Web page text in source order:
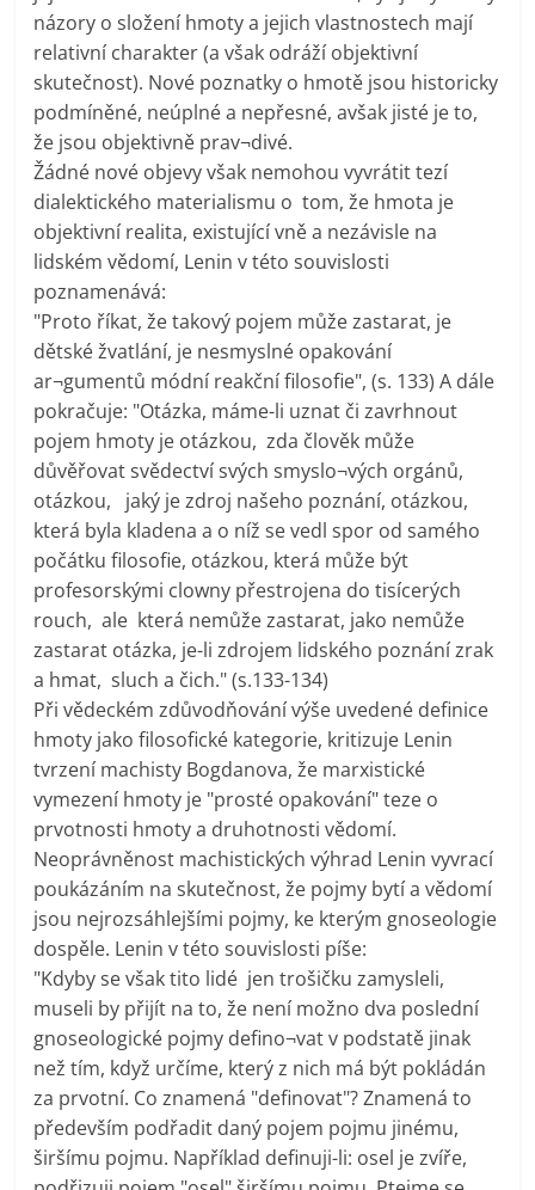
názory o složení hmoty a jejich vlastnostech mají
relativní charakter (a však odráží objektivní
skutečnost). Nové poznatky o hmotě jsou historicky
podmíněné, neúplné a nepřesné, avšak jisté je to,
že jsou objektivně prav¬divé.
Žádné nové objevy však nemohou vyvrátit tezí
dialektického materialismu o tom, že hmota je
objektivní realita, existující vně a nezávisle na
lidském vědomí, Lenin v této souvislosti
poznamenává:
"Proto říkat, že takový pojem může zastarat, je
dětské žvatlání, je nesmyslné opakování
ar¬gumentů módní reakční filosofie", (s. 133) A dále
pokračuje: "Otázka, máme-li uznat či zavrhnout
pojem hmoty je otázkou, zda člověk může
důvěřovat svědectví svých smyslo¬vých orgánů,
otázkou, jaký je zdroj našeho poznání, otázkou,
která byla kladena a o níž se vedl spor od samého
počátku filosofie, otázkou, která může být
profesorskými clowny přestrojena do tisícerých
rouch, ale která nemůže zastarat, jako nemůže
zastarat otázka, je-li zdrojem lidského poznání zrak
a hmat, sluch a čich." (s.133-134)
Při vědeckém zdůvodňování výše uvedené definice
hmoty jako filosofické kategorie, kritizuje Lenin
tvrzení machisty Bogdanova, že marxistické
vymezení hmoty je "prosté opakování" teze o
prvotnosti hmoty a druhotnosti vědomí.
Neoprávněnost machistických výhrad Lenin vyvrací
poukázáním na skutečnost, že pojmy bytí a vědomí
jsou nejrozsáhlejšími pojmy, ke kterým gnoseologie
dospěle. Lenin v této souvislosti píše:
"Kdyby se však tito lidé jen trošičku zamysleli,
museli by přijít na to, že není možno dva poslední
gnoseologické pojmy defino¬vat v podstatě jinak
než tím, když určíme, který z nich má být pokládán
za prvotní. Co znamená "definovat"? Znamená to
především podřadit daný pojem pojmu jinému,
širšímu pojmu. Například definuji-li: osel je zvíře,